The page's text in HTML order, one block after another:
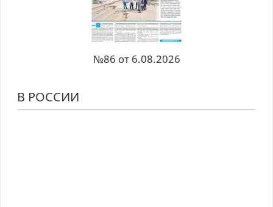
№86 от 6.08.2026
В РОССИИ